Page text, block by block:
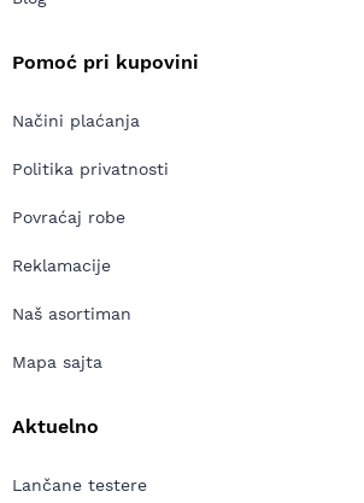
Pomoć pri kupovini
Načini plaćanja
Politika privatnosti
Povraćaj robe
Reklamacije
Naš asortiman
Mapa sajta
Aktuelno
Lančane testere